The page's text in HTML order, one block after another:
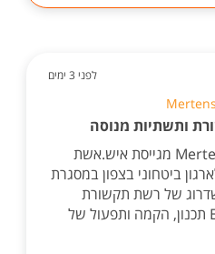
לפני 3 ימים
ותשתיות מנוסה
חברת Mertens - MalamTeam מגייסת איש.אשת
ביטחוני בצפון במסגרת
של רשת תקשורת
מורכבת ברמת Enterprise תכנון, הקמה ותפעול של